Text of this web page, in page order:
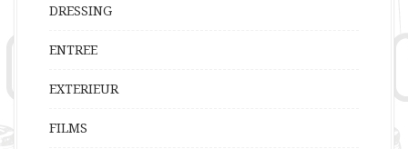
DRESSING
ENTREE
EXTERIEUR
FILMS